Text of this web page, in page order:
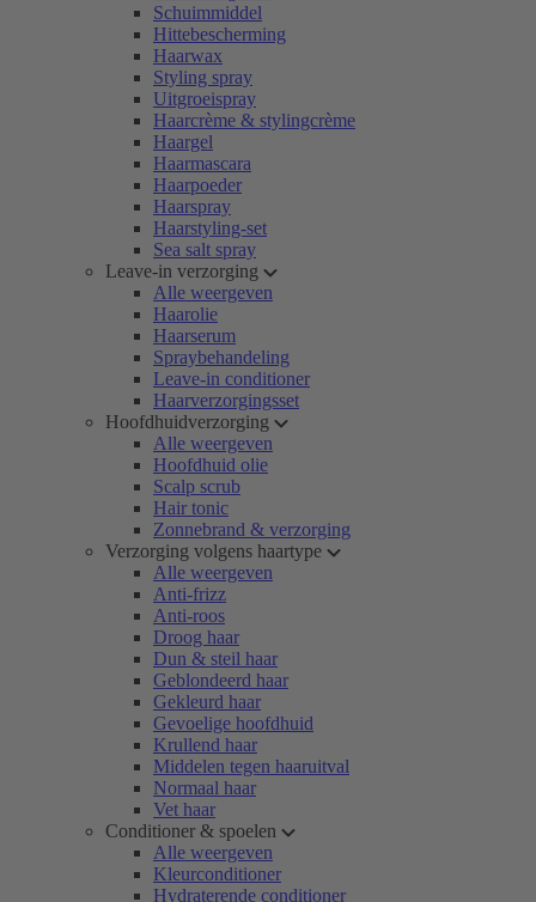
Schuimmiddel
Hittebescherming
Haarwax
Styling spray
Uitgroeispray
Haarcrème & stylingcrème
Haargel
Haarmascara
Haarpoeder
Haarspray
Haarstyling-set
Sea salt spray
Leave-in verzorging
Alle weergeven
Haarolie
Haarserum
Spraybehandeling
Leave-in conditioner
Haarverzorgingsset
Hoofdhuidverzorging
Alle weergeven
Hoofdhuid olie
Scalp scrub
Hair tonic
Zonnebrand & verzorging
Verzorging volgens haartype
Alle weergeven
Anti-frizz
Anti-roos
Droog haar
Dun & steil haar
Geblondeerd haar
Gekleurd haar
Gevoelige hoofdhuid
Krullend haar
Middelen tegen haaruitval
Normaal haar
Vet haar
Conditioner & spoelen
Alle weergeven
Kleurconditioner
Hydraterende conditioner